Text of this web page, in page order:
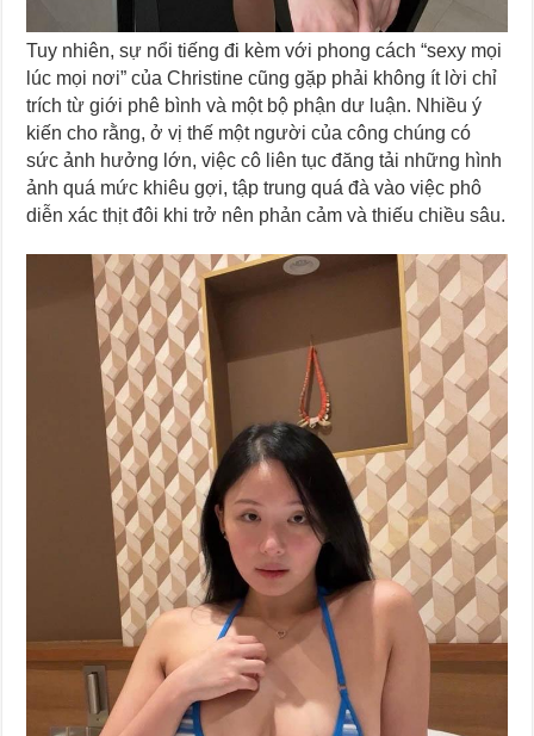
Tuy nhiên, sự nổi tiếng đi kèm với phong cách “sexy mọi
lúc mọi nơi” của Christine cũng gặp phải không ít lời chỉ
trích từ giới phê bình và một bộ phận dư luận. Nhiều ý
kiến cho rằng, ở vị thế một người của công chúng có
sức ảnh hưởng lớn, việc cô liên tục đăng tải những hình
ảnh quá mức khiêu gợi, tập trung quá đà vào việc phô
diễn xác thịt đôi khi trở nên phản cảm và thiếu chiều sâu.